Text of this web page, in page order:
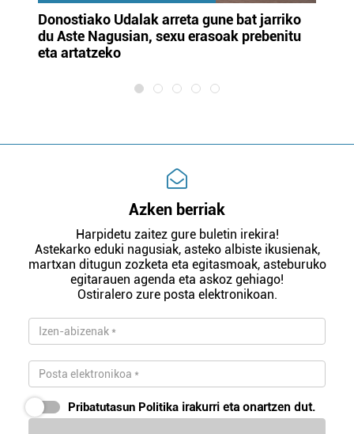
Donostiako Udalak arreta gune bat jarriko
du Aste Nagusian, sexu erasoak prebenitu
eta artatzeko
Azken berriak
Harpidetu zaitez gure buletin irekira!
Astekarko eduki nagusiak, asteko albiste ikusienak,
martxan ditugun zozketa eta egitasmoak, asteburuko
egitarauen agenda eta askoz gehiago!
Ostiralero zure posta elektronikoan.
Pribatutasun Politika irakurri eta onartzen dut.